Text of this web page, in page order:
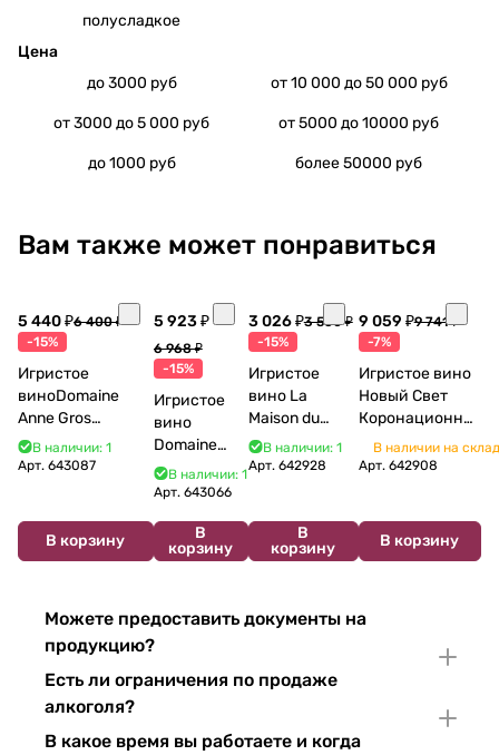
полусладкое
Цена
до 3000 руб
от 10 000 до 50 000 руб
от 3000 до 5 000 руб от 5000 до 10000 руб
до 1000 руб более 50000 руб
Вам также может понравиться
5 440 ₽6 400 ₽
-15%
Игристое
виноDomaine
Anne Gros
Crémant de
Bourgogne La Fun
Pinor Noir Brut 750
мл
В наличии: 1
Арт. 643087
В корзину
5 923 ₽
6 968 ₽
-15%
Игристое
вино
Domaine
Vincent
Bouzereau
Bourgogne
NV 750 мл
В наличии: 1
Арт. 643066
В
корзину
3 026 ₽3 560 ₽
-15%
Игристое
вино La
Maison du
Vigneron
Marcel Cabelier
Chardonnay
750 мл
В наличии: 1
Арт. 642928
В
корзину
9 059 ₽9 741 ₽
-7%
Игристое вино
Новый Свет
Коронационное
коллекционное
брют в
мл
В наличии на
Арт. 642908
В корзину
Можете предоставить документы на
продукцию?
Есть ли ограничения по продаже
алкоголя?
В какое время вы работаете и когда